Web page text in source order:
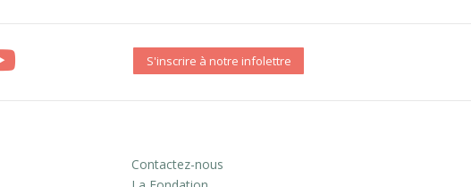
S'inscrire à notre infolettre
Contactez-nous